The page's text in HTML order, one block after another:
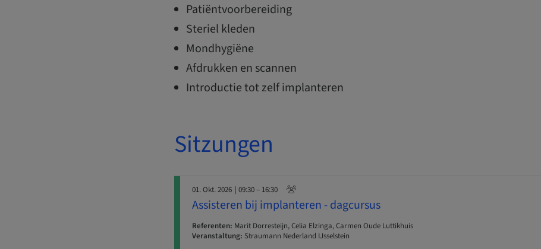
Patiëntvoorbereiding
Steriel kleden
Mondhygiëne
Afdrukken en scannen
Introductie tot zelf implanteren
Sitzungen
01. Okt. 2026 | 09:30 – 16:30
Assisteren bij implanteren - dagcursus
Referenten: Marit Dorresteijn, Celia Elzinga, Carmen Oude Luttikhuis
Veranstaltung: Straumann Nederland IJsselstein